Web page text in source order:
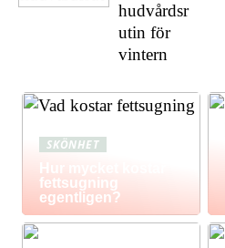
hudvårdsr
utin för
vintern
SKÖNHET
Hur mycket kostar
fettsugning
egentligen?